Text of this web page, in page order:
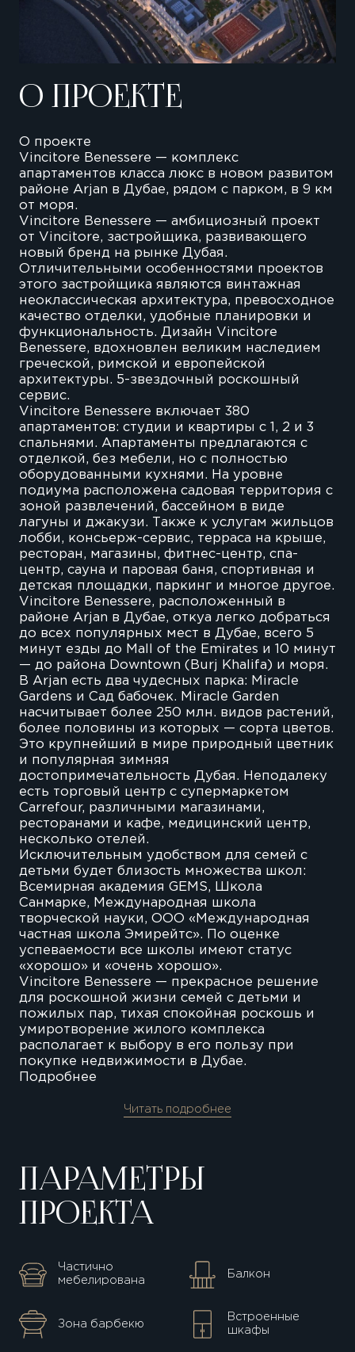
О ПРОЕКТЕ
О проекте
Vincitore Benessere — комплекс
апартаментов класса люкс в новом развитом
районе Arjan в Дубае, рядом с парком, в 9 км
от моря.
Vincitore Benessere — амбициозный проект
от Vincitore, застройщика, развивающего
новый бренд на рынке Дубая.
Отличительными особенностями проектов
этого застройщика являются винтажная
неоклассическая архитектура, превосходное
качество отделки, удобные планировки и
функциональность. Дизайн Vincitore
Benessere, вдохновлен великим наследием
греческой, римской и европейской
архитектуры. 5-звездочный роскошный
сервис.
Vincitore Benessere включает 380
апартаментов: студии и квартиры с 1, 2 и 3
спальнями. Апартаменты предлагаются с
отделкой, без мебели, но с полностью
оборудованными кухнями. На уровне
подиума расположена садовая территория с
зоной развлечений, бассейном в виде
лагуны и джакузи. Также к услугам жильцов
лобби, консьерж-сервис, терраса на крыше,
ресторан, магазины, фитнес-центр, спа-
центр, сауна и паровая баня, спортивная и
детская площадки, паркинг и многое другое.
Vincitore Benessere, расположенный в
районе Arjan в Дубае, откуа легко добраться
до всех популярных мест в Дубае, всего 5
минут езды до Mall of the Emirates и 10 минут
— до района Downtown (Burj Khalifa) и моря.
В Arjan есть два чудесных парка: Miracle
Gardens и Сад бабочек. Miracle Garden
насчитывает более 250 млн. видов растений,
более половины из которых — сорта цветов.
Это крупнейший в мире природный цветник
и популярная зимняя
достопримечательность Дубая. Неподалеку
есть торговый центр с супермаркетом
Carrefour, различными магазинами,
ресторанами и кафе, медицинский центр,
несколько отелей.
Исключительным удобством для семей с
детьми будет близость множества школ:
Всемирная академия GEMS, Школа
Санмарке, Международная школа
творческой науки, ООО «Международная
частная школа Эмирейтс». По оценке
успеваемости все школы имеют статус
«хорошо» и «очень хорошо».
Vincitore Benessere — прекрасное решение
для роскошной жизни семей с детьми и
пожилых пар, тихая спокойная роскошь и
умиротворение жилого комплекса
располагает к выбору в его пользу при
покупке недвижимости в Дубае.
Подробнее
Читать подробнее
ПАРАМЕТРЫ
ПРОЕКТА
Частично
мебелирована
Балкон
Зона барбекю
Встроенные
шкафы